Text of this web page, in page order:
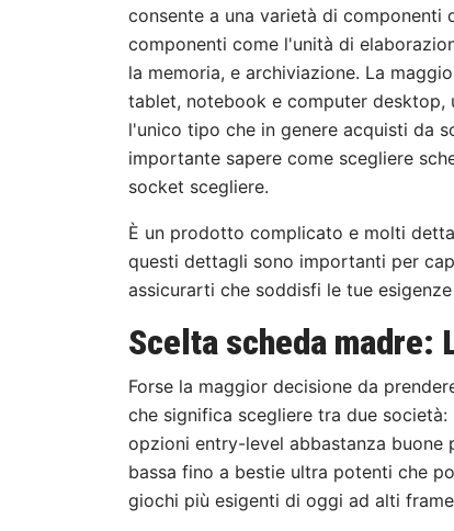
consente a una varietà di
componenti come l'unità di
la memoria, e archiviazione. La
tablet, notebook e computer desktop,
l'unico tipo che in genere acquisti da
importante sapere come scegliere
socket scegliere.
È un prodotto complicato e molti
questi dettagli sono importanti per
assicurarti che soddisfi le tue
Scelta scheda madre:
Forse la maggior decisione da
che significa scegliere tra due
opzioni entry-level abbastanza
bassa fino a bestie ultra potenti che
giochi più esigenti di oggi ad alti